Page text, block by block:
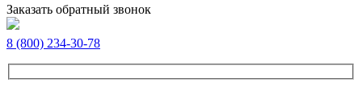
Заказать обратный звонок
8 (800) 234-30-78